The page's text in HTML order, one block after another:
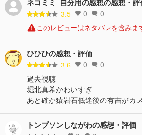
ネコミミ_自分用の感想の感想・評
3.5 0 0
このレビューはネタバレを含みま
ひひひの感想・評価
3.6 0 0
過去視聴
堀北真希かわいすぎ
あと確か猿岩石低迷後の有吉がカ
トンプソンしながわの感想・評価